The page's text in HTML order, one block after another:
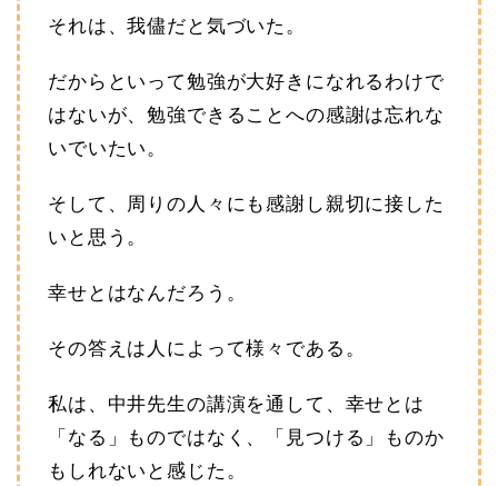
それは、我儘だと気づいた。
だからといって勉強が大好きになれるわけで
はないが、勉強できることへの感謝は忘れな
いでいたい。
そして、周りの人々にも感謝し親切に接した
いと思う。
幸せとはなんだろう。
その答えは人によって様々である。
私は、中井先生の講演を通して、幸せとは
「なる」ものではなく、「見つける」ものか
もしれないと感じた。